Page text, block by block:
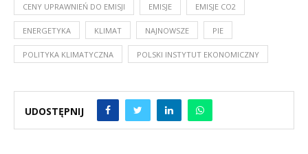
CENY UPRAWNIEŃ DO EMISJI EMISJE EMISJE CO2
ENERGETYKA KLIMAT NAJNOWSZE PIE
POLITYKA KLIMATYCZNA POLSKI INSTYTUT EKONOMICZNY
UDOSTĘPNIJ